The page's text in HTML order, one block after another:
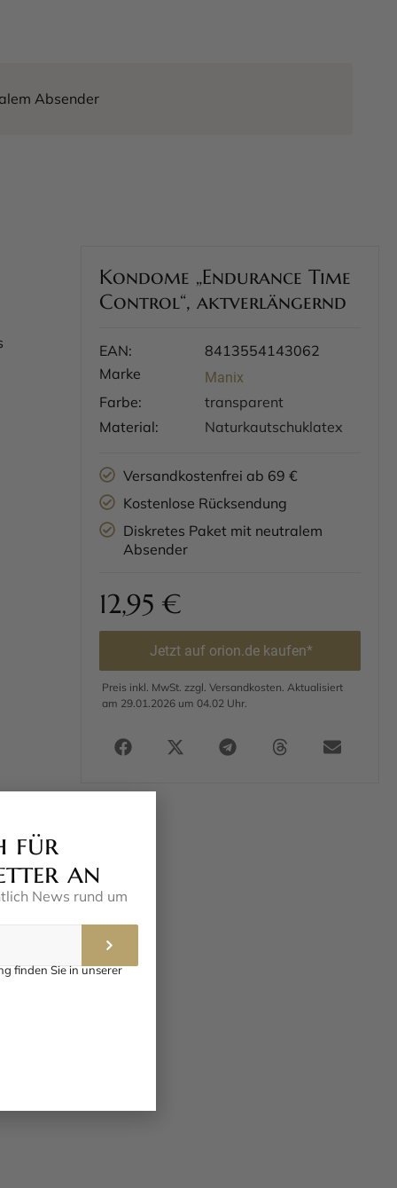
Absender
Kondome „Endurance Time
Control“, aktverlängernd
EAN:
8413554143062
Marke
Manix
Farbe:
transparent
Material:
Naturkautschuklatex
Versandkostenfrei ab 69 €
Kostenlose Rücksendung
Diskretes Paket mit neutralem
Absender
12,95 €
Jetzt auf orion.de kaufen*
Preis inkl. MwSt. zzgl. Versandkosten. Aktualisiert
am 29.01.2026 um 04.02 Uhr.
für
an
News rund um
finden Sie in unserer